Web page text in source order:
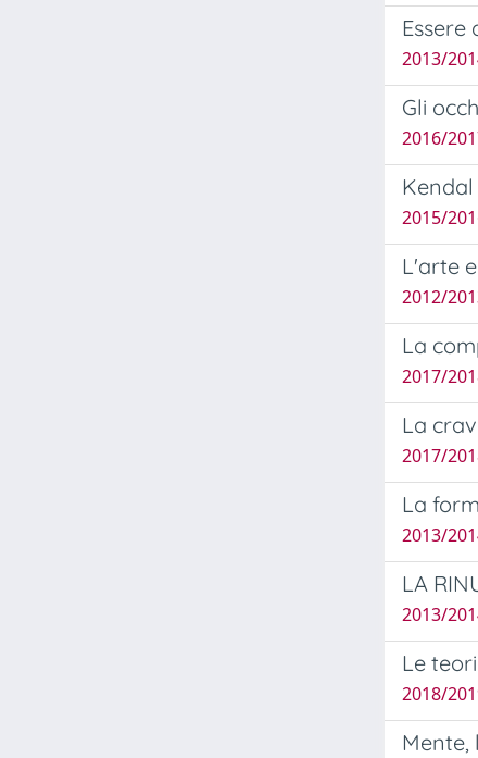
2013/
Gli
2016/
2015/
L'arte
2012/
La
2017/
La
2017/
La
2013/
LA
2013/
Le
2018/
Mente,